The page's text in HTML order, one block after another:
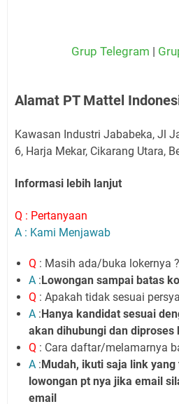
Grup Telegram |
Alamat PT Mattel
Kawasan Industri Jababeka, Jl
6, Harja Mekar, Cikarang Utara,
Informasi lebih lanjut
Q : Pertanyaan
A : Kami Menjawab
Q : Masih ada/buka lokernya ?
A : Lowongan sampai batas
Q : Apakah tidak sesuai
A : Hanya kandidat sesuai
akan dihubungi dan diproses
Q : Cara daftar/melamarnya
A : Mudah, ikuti saja link
lowongan pt nya jika email
email